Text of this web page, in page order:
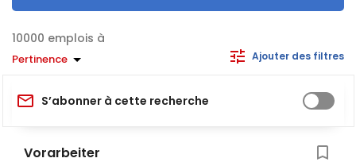
emplois à
Pertinence Ajouter des filtres
S’abonner à cette recherche
Vorarbeiter